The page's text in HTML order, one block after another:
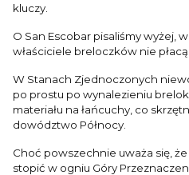
kluczy.
O San Escobar pisaliśmy wyżej,
właściciele breloczków nie
W Stanach Zjednoczonych
po prostu po wynalezieniu
materiału na łańcuchy, co
dowództwo Północy.
Choć powszechnie uważa się,
stopić w ogniu Góry